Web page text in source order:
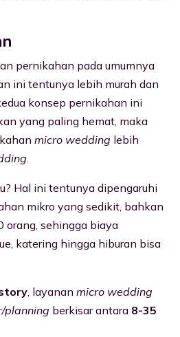
pernikahan pada umumnya
ini tentunya lebih murah dan
konsep pernikahan ini
yang paling hemat, maka
micro wedding lebih
Hal ini tentunya dipengaruhi
mikro yang sedikit, bahkan
orang, sehingga biaya
katering hingga hiburan bisa
, layanan micro wedding
planning berkisar antara 8-35